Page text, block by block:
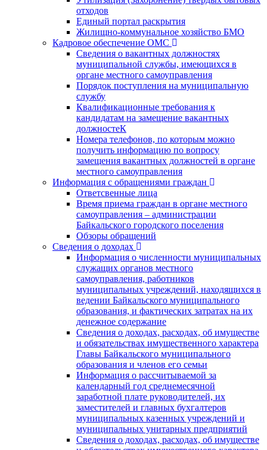
отходов
Единый портал раскрытия
Жилищно-коммунальное хозяйство БМО
Кадровое обеспечение ОМС
Сведения о вакантных должностях
муниципальной службы, имеющихся в
органе местного самоуправления
Порядок поступления на муниципальную
службу
Квалификационные требования к
кандидатам на замещение вакантных
должностеК
Номера телефонов, по которым можно
получить информацию по вопросу
замещения вакантных должностей в органе
местного самоуправления
Информация с обращениями граждан
Ответсвенные лица
Время приема граждан в органе местного
самоуправления – администрации
Байкальского городского поселения
Обзоры обращений
Сведения о доходах
Информация о численности муниципальных
служащих органов местного
самоуправления, работников
муниципальных учреждений, находящихся в
ведении Байкальского муниципального
образования, и фактических затратах на их
денежное содержание
Сведения о доходах, расходах, об имуществе
и обязательствах имущественного характера
Главы Байкальского муниципального
образования и членов его семьи
Информация о рассчитываемой за
календарный год среднемесячной
заработной плате руководителей, их
заместителей и главных бухгалтеров
муниципальных казенных учреждений и
муниципальных унитарных предприятий
Сведения о доходах, расходах, об имуществе